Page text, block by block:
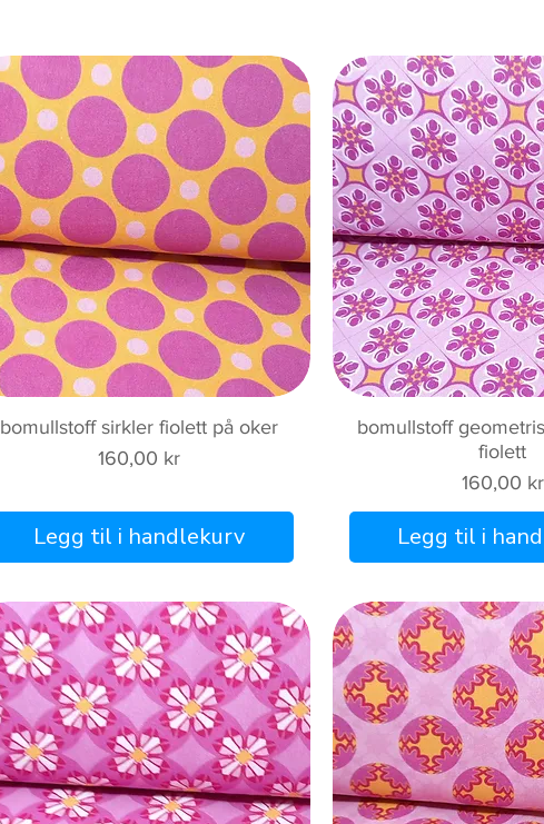
Hurtigvisning
bomullstoff sirkler fiolett på oker
Pris
160,00 kr
Legg til i handlekurv
bomullstoff
fiolett
Pris
160,00 kr
Legg til i